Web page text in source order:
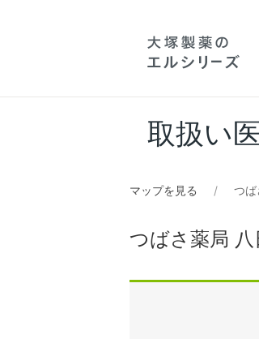
取扱い
マップを見る つ
つばさ薬局 八